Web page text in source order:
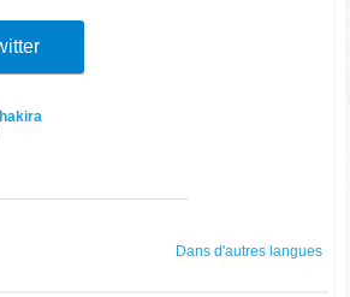
Dans d'autres langues